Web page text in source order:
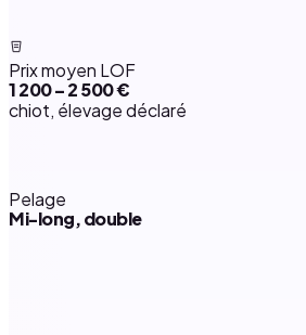
Prix moyen LOF
1 200 – 2 500 €
chiot, élevage déclaré
Pelage
Mi-long, double